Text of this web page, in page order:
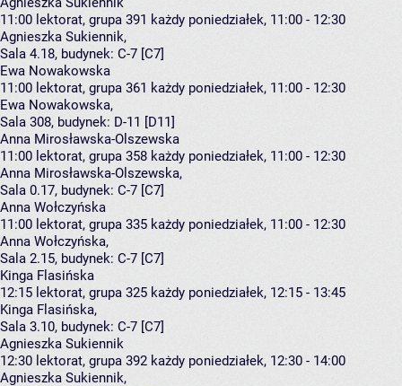
11:00 lektorat, grupa 391 każdy poniedziałek, 11:00 - 12:30
Agnieszka Sukiennik,
Sala 4.18, budynek: C-7 [C7]
Ewa Nowakowska
11:00 lektorat, grupa 361 każdy poniedziałek, 11:00 - 12:30
Ewa Nowakowska,
Sala 308, budynek: D-11 [D11]
Anna Mirosławska-Olszewska
11:00 lektorat, grupa 358 każdy poniedziałek, 11:00 - 12:30
Anna Mirosławska-Olszewska,
Sala 0.17, budynek: C-7 [C7]
Anna Wołczyńska
11:00 lektorat, grupa 335 każdy poniedziałek, 11:00 - 12:30
Anna Wołczyńska,
Sala 2.15, budynek: C-7 [C7]
Kinga Flasińska
12:15 lektorat, grupa 325 każdy poniedziałek, 12:15 - 13:45
Kinga Flasińska,
Sala 3.10, budynek: C-7 [C7]
Agnieszka Sukiennik
12:30 lektorat, grupa 392 każdy poniedziałek, 12:30 - 14:00
Agnieszka Sukiennik,